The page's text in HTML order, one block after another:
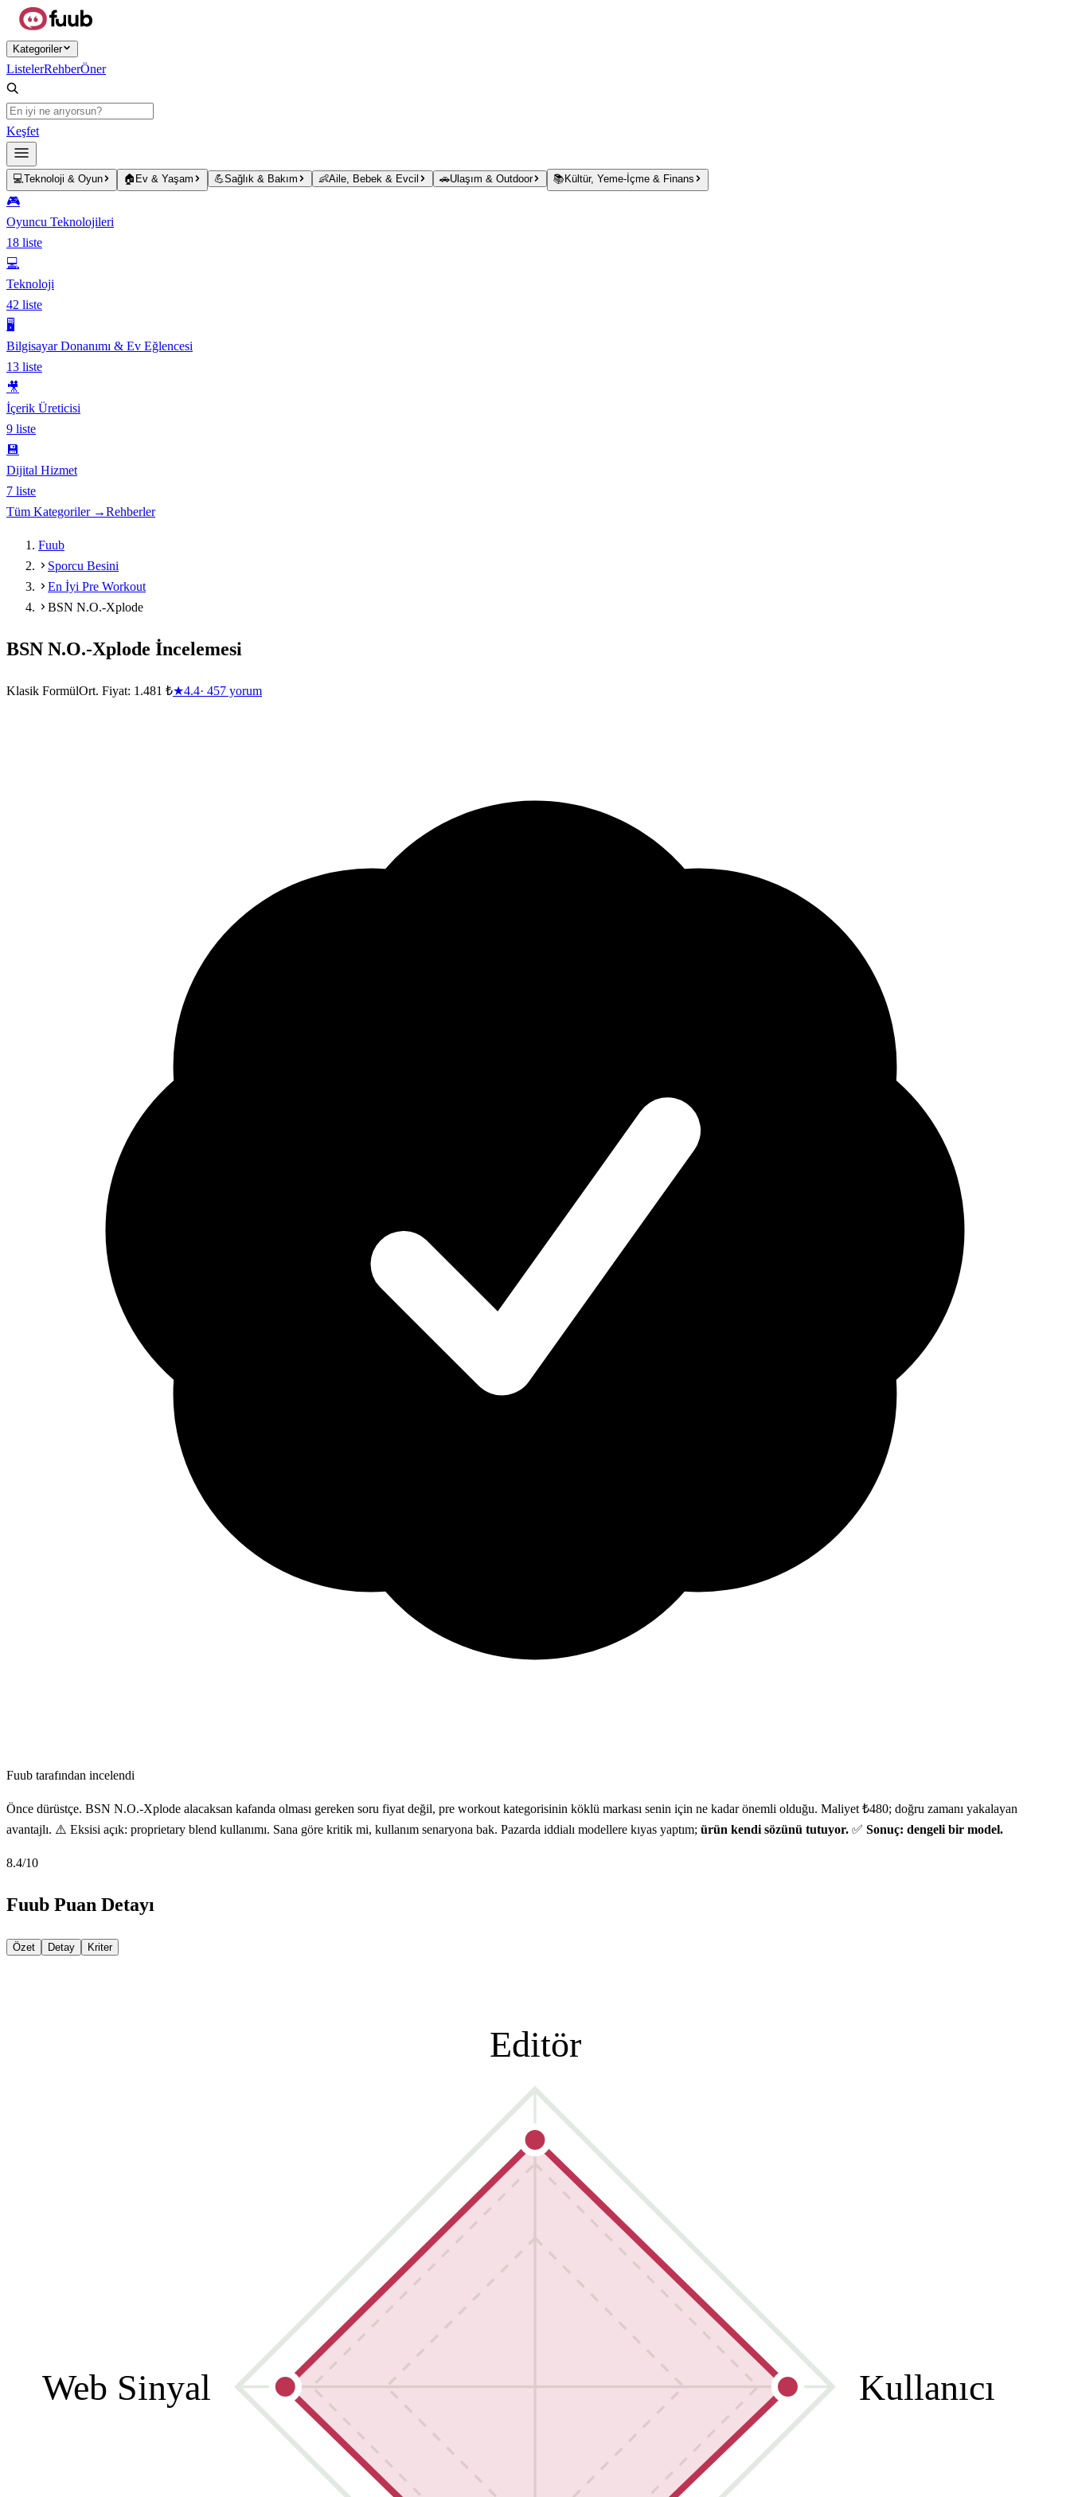
Ana içeriğe atla
Kategoriler
ListelerRehberÖner
Keşfet
💻Teknoloji & Oyun 🏠 Ev & Yaşam 💪Sağlık & Bakım 👶Aile, Bebek & Evcil 🚗Ulaşım & Outdoor 📚 Kültür, Yeme-İçme & Finans
🎮
Oyuncu Teknolojileri
18 liste
💻
Teknoloji
42 liste
🖥️
Bilgisayar Donanımı & Ev Eğlencesi
13 liste
🎥
İçerik Üreticisi
9 liste
💾
Dijital Hizmet
7 liste
Tüm Kategoriler →Rehberler
Fuub
Sporcu Besini
En İyi Pre Workout
BSN N.O.-Xplode
BSN N.O.-Xplode İncelemesi
Klasik FormülOrt. Fiyat: 1.481 ₺★4.4· 457 yorum
Fuub tarafından incelendi
Önce dürüstçe. BSN N.O.-Xplode alacaksan kafanda olması gereken soru fiyat değil, pre workout kategorisinin köklü markası senin için ne kadar önemli olduğu. Maliyet ₺480; doğru zamanı yakalayan
avantajlı. ⚠️ Eksisi açık: proprietary blend kullanımı. Sana göre kritik mi, kullanım senaryona bak. Pazarda iddialı modellere kıyas yaptım; ürün kendi sözünü tutuyor. ✅ Sonuç: dengeli bir model.
8.4/10
Fuub Puan Detayı
Özet Detay Kriter
Editör
Kullanıcı
Web Sinyal